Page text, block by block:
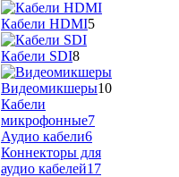
Кабели HDMI5
Кабели SDI8
Видеомикшеры10
Кабели
микрофонные7
Аудио кабели6
Коннекторы для
аудио кабелей17